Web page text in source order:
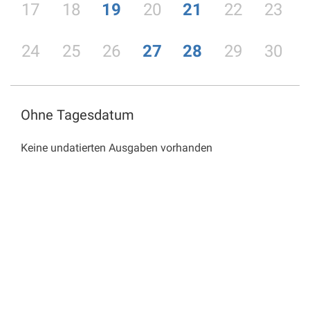
17 18 19 20 21 22 23
24 25 26 27 28 29 30
Ohne Tagesdatum
Keine undatierten Ausgaben vorhanden